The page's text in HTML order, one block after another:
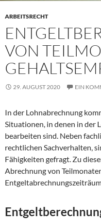
ARBEITSRECHT
VON
29. AUGUST 2020 EIN
In der Lohnabrechnung
Situationen, in denen in der
bearbeiten sind. Neben
rechtlichen Sachverhalten,
Fähigkeiten gefragt. Zu
Abrechnung von